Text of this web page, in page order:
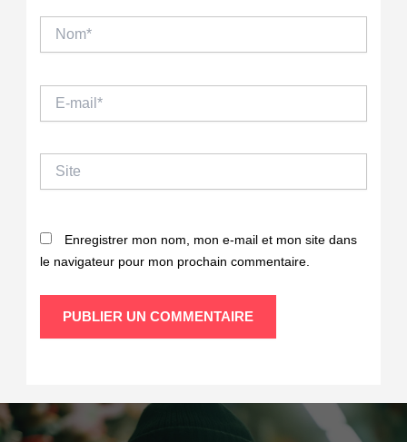
mail*
Enregistrer mon nom, mon e-mail et mon site dans
le navigateur pour mon prochain commentaire.